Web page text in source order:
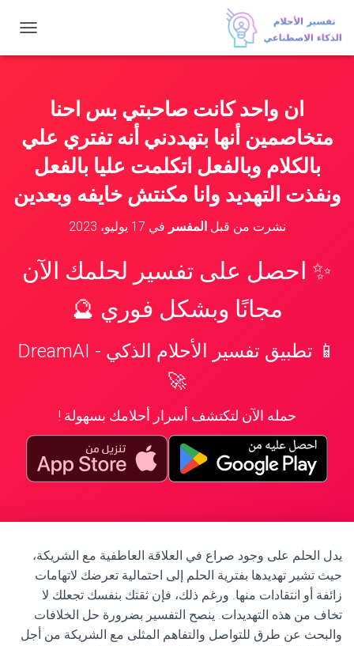
ب
ت
ان واحد كانت صاحبتي بس احنا
متخاصمين أنها بتهددني أنه تفتري علي
بالكلام وبالفعل اتكلمت عليا بالفعل
ونفذت التهديد وانا مكنتش خايفه وبعدين
نشرت من قبلالمفسر في 17 يوليو، 2023
✨ احصل على تفسير لحلمك الآن
مجانًا وبشكل فوري 🔮
📱 تطبيق تفسير الأحلام الذكي - DreamAI
🚀
حمله الآن لتكتشف أسرار أحلامك بسهولة !
يدل الحلم على وجود صراع في العلاقة العاطفية مع الشريكة،
حيث تشير تهديدها بفترية الحلم إلى احتمالية تعرضك لاتهامات
زائفة أو انتقادات منها. ورغم ذلك، فإن ثقتك بنفسك تجعلك لا
تخاف من هذه التهديدات. ينصح التفسير بضرورة حل الخلافات
والبحث عن طرق للتواصل والتفاهم المثلى مع الشريكة من أجل